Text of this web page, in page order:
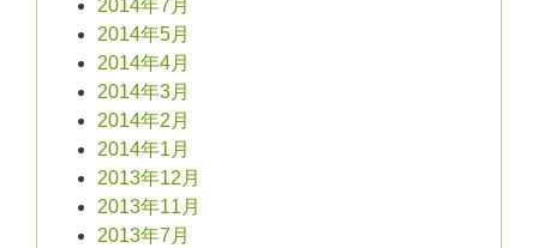
2014年7月
2014年5月
2014年4月
2014年3月
2014年2月
2014年1月
2013年12月
2013年11月
2013年7月